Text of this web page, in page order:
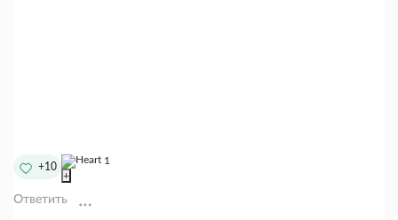
+10
1
+
Ответить